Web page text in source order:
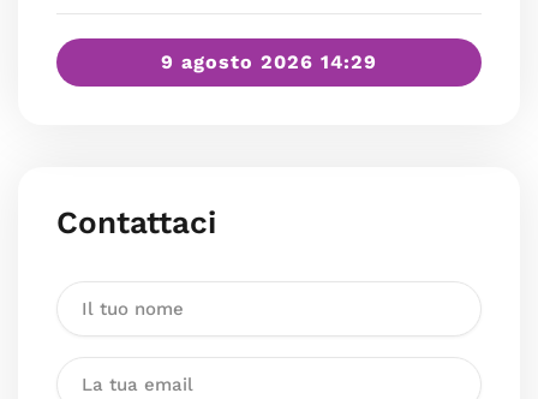
9 agosto 2026 14:29
Contattaci